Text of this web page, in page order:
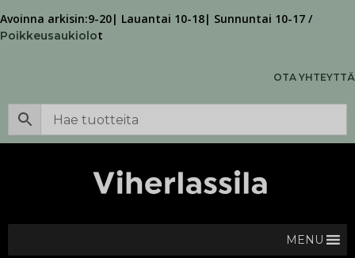
Avoinna arkisin:9-20| Lauantai 10-18| Sunnuntai 10-17 /
Poikkeusaukiolot
OTA YHTEYTTÄ
MENU